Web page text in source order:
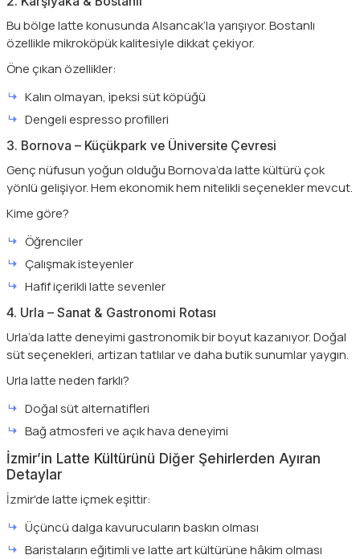
Bu bölge latte konusunda Alsancak’la yarışıyor. Bostanlı
özellikle mikroköpük kalitesiyle dikkat çekiyor.
Öne çıkan özellikler:
Kalın olmayan, ipeksi süt köpüğü
Dengeli espresso profilleri
3. Bornova – Küçükpark ve Üniversite Çevresi
Genç nüfusun yoğun olduğu Bornova’da latte kültürü çok
yönlü gelişiyor. Hem ekonomik hem nitelikli seçenekler mevcut.
Kime göre?
Öğrenciler
Çalışmak isteyenler
Hafif içerikli latte sevenler
4. Urla – Sanat & Gastronomi Rotası
Urla’da latte deneyimi gastronomik bir boyut kazanıyor. Doğal
süt seçenekleri, artizan tatlılar ve daha butik sunumlar yaygın.
Urla latte neden farklı?
Doğal süt alternatifleri
Bağ atmosferi ve açık hava deneyimi
İzmir’in Latte Kültürünü Diğer Şehirlerden Ayıran
Detaylar
İzmir'de latte içmek eşittir:
Üçüncü dalga kavurucuların baskın olması
Baristaların eğitimli ve latte art kültürüne hâkim olması